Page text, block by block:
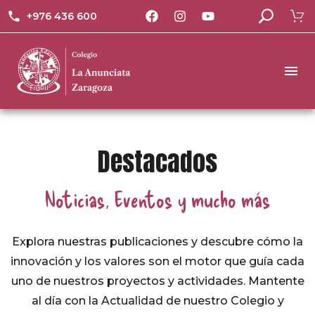
+976 436 600
Destacados
Noticias, Eventos y mucho más
Explora nuestras publicaciones y descubre cómo la
innovación y los valores son el motor que guía cada
uno de nuestros proyectos y actividades. Mantente
al día con la Actualidad de nuestro Colegio y